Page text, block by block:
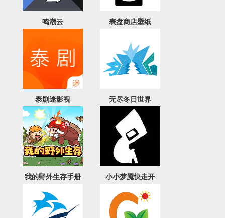
鸣潮云 表盘商店壁纸
泰剧迷影视 无尽冬日世界
我的野外生存手册 小小梦魇快走开